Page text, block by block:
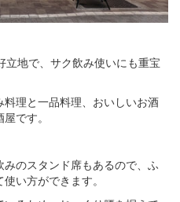
地で、サク飲み使いにも重宝
理と一品料理、おいしいお酒
です。
のスタンド席もあるので、ふ
い方ができます。